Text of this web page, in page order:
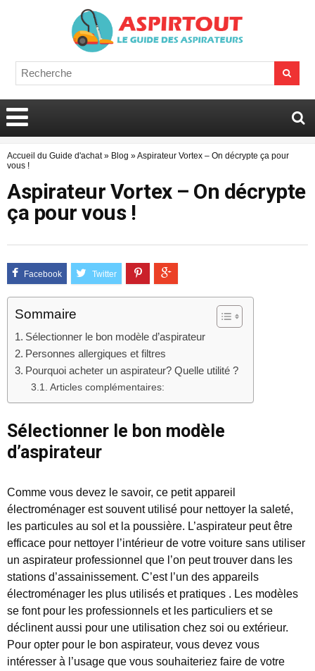
Accueil du Guide d'achat» Blog »Aspirateur Vortex – On décrypte ça pour
vous !
Aspirateur Vortex – On décrypte
ça pour vous !
Sommaire
Sélectionner le bon modèle d’aspirateur
Personnes allergiques et filtres
Pourquoi acheter un aspirateur? Quelle utilité ?
Articles complémentaires:
Sélectionner le bon modèle
d’aspirateur
Comme vous devez le savoir, ce petit appareil
électroménager est souvent utilisé pour nettoyer la saleté,
les particules au sol et la poussière. L’aspirateur peut être
efficace pour nettoyer l’intérieur de votre voiture sans utiliser
un aspirateur professionnel que l’on peut trouver dans les
stations d’assainissement. C’est l’un des appareils
électroménager les plus utilisés et pratiques . Les modèles
se font pour les professionnels et les particuliers et se
déclinent aussi pour une utilisation chez soi ou extérieur.
Pour opter pour le bon aspirateur, vous devez vous
intéresser à l’usage que vous souhaiteriez faire de votre